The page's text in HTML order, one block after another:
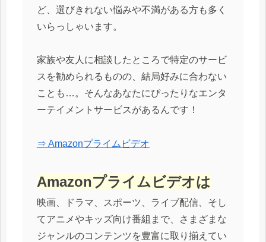
ど、選びきれない悩みや不満がある方も多く
いらっしゃいます。
家族や友人に相談したところで特定のサービ
スを勧められるものの、結局好みに合わない
ことも…。そんなあなたにぴったりなエンタ
ーテイメントサービスがあるんです！
⇒ Amazonプライムビデオ
Amazonプライムビデオは
映画、ドラマ、スポーツ、ライブ配信、そし
てアニメやキッズ向け番組まで、さまざまな
ジャンルのコンテンツを豊富に取り揃えてい